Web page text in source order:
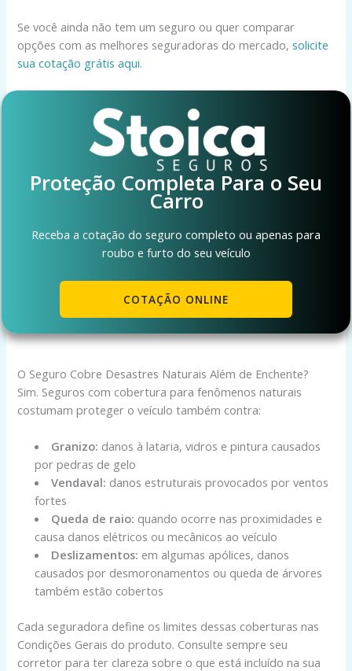
Se você ainda não tem um seguro ou quer comparar
opções com as melhores seguradoras do mercado,solicite
sua cotação grátis aqui.
Proteção Completa Para o Seu
Carro
Receba a cotação do seguro completo ou apenas para
roubo e furto do seu veículo
COTAÇÃO ONLINE
O Seguro Cobre Desastres Naturais Além de Enchente?
Sim. Seguros com cobertura para fenômenos naturais
costumam proteger o veículo também contra:
Granizo: danos à lataria, vidros e pintura causados
por pedras de gelo
Vendaval: danos estruturais provocados por ventos
fortes
Queda de raio: quando ocorre nas proximidades e
causa danos elétricos ou mecânicos ao veículo
Deslizamentos: em algumas apólices, danos
causados por desmoronamentos ou queda de árvores
também estão cobertos
Cada seguradora define os limites dessas coberturas nas
Condições Gerais do produto. Consulte sempre seu
corretor para ter clareza sobre o que está incluído na sua